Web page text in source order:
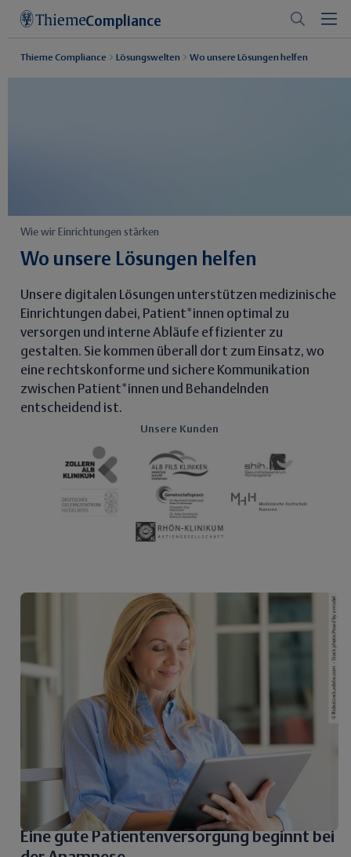
Compliance
Thieme Compliance Lösungswelten Wo unsere Lösungen helfen
Wie wir Einrichtungen stärken
Wo unsere Lösungen helfen
Unsere digitalen Lösungen unterstützen medizinische
Einrichtungen dabei, Patient*innen optimal zu
versorgen und interne Abläufe effizienter zu
gestalten. Sie kommen überall dort zum Einsatz, wo
eine rechtskonforme und sichere Kommunikation
zwischen Patient*innen und Behandelnden
entscheidend ist.
Unsere Kunden
Eine gute Patientenversorgung beginnt bei